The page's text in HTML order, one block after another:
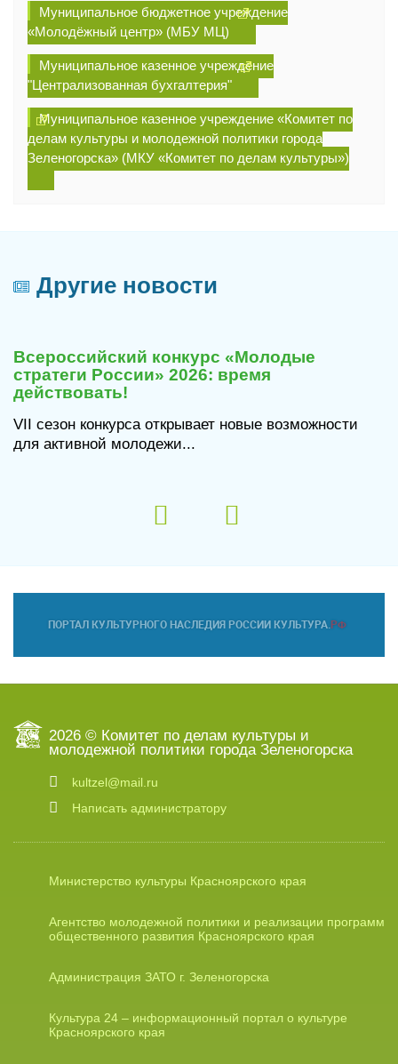
Муниципальное бюджетное учреждение
«Молодёжный центр» (МБУ МЦ)
Муниципальное казенное учреждение
"Централизованная бухгалтерия"
Муниципальное казенное учреждение «Комитет по
делам культуры и молодежной политики города
Зеленогорска» (МКУ «Комитет по делам культуры»)
Другие новости
Всероссийский конкурс «Молодые
стратеги России» 2026: время
действовать!
VII сезон конкурса открывает новые возможности
для активной молодежи...
2026 © Комитет по делам культуры и
молодежной политики города Зеленогорска
kultzel@mail.ru
Написать администратору
Министерство культуры Красноярского края
Агентство молодежной политики и реализации программ
общественного развития Красноярского края
Администрация ЗАТО г. Зеленогорска
Культура 24 – информационный портал о культуре
Красноярского края